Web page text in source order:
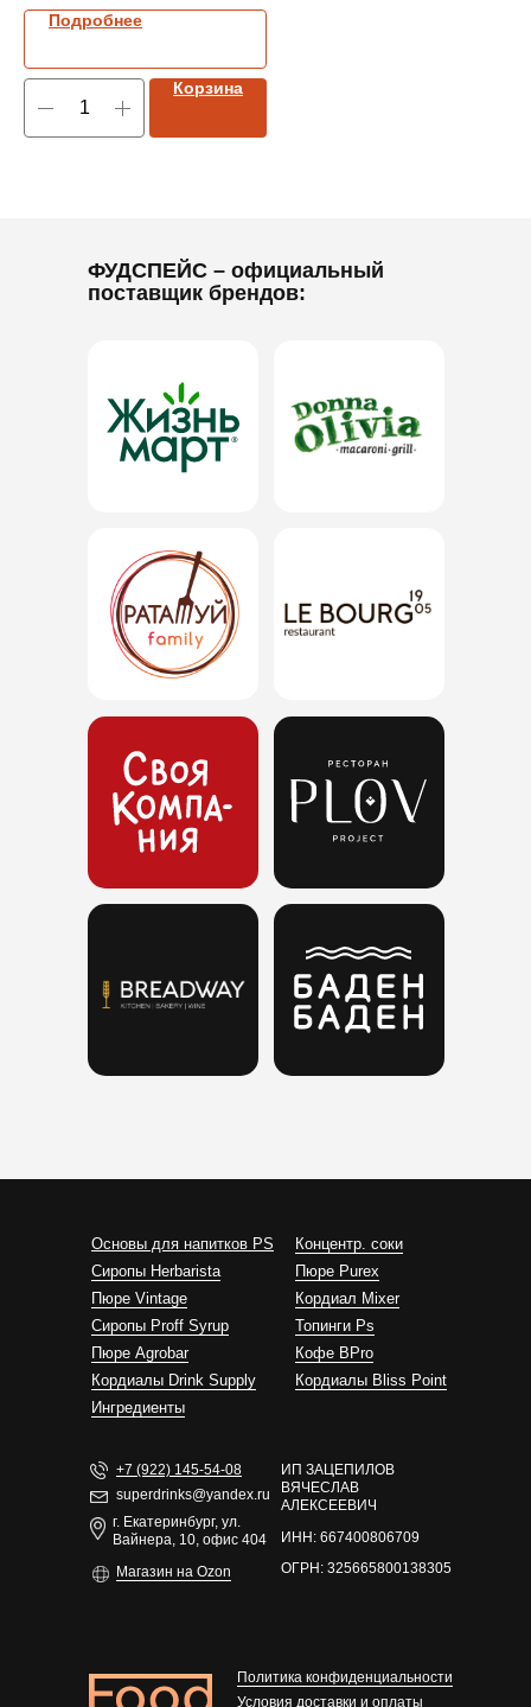
Подробнее
Корзина
ФУДСПЕЙС – официальный
поставщик брендов:
ИП ЗАЦЕПИЛОВ
ВЯЧЕСЛАВ
АЛЕКСЕЕВИЧ
ИНН: 667400806709
ОГРН: 325665800138305
Основы для напитков PS
Сиропы Herbarista
Пюре Vintage
Cиропы Proff Syrup
Пюре Agrobar
Кордиалы Drink Supply
Ингредиенты
Политика конфиденциальности
Условия доставки и оплаты
superdrinks@yandex.ru
+7 (922) 145-54-08
г. Екатеринбург, ул.
Вайнера, 10, офис 404
Магазин на Ozon
Концентр. соки
Пюре Purex
Кордиал Mixer
Топинги Ps
Кофе BPro
Кордиалы Bliss Point